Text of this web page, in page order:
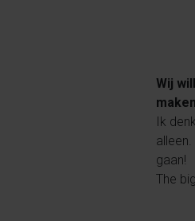
Wij
Ik
gaan!
The